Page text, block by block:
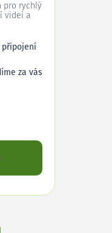
pro rychlý
videí a
za vás